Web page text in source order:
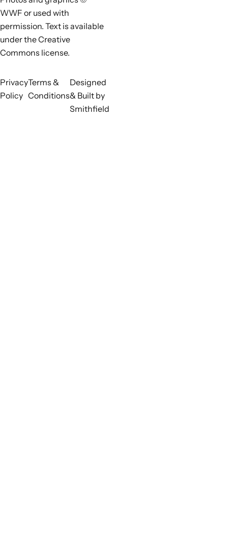
techniques agricoles de séquestration du carbone telles
que la carbonisation et l’incorporation de la balle.
ODD 15 (Vie terrestre) :Les ressources génétiques du riz
sont conservées et partagées à l’échelle mondiale grâce
à un stockage sécurisé dans des banques de gènes, à un
sur les ressources phytogénétiques pour l’alimentation
et l’agriculture, et à la promotion d’un partage juste et
équitable des avantages découlant de leur utilisation.
WWF or used with
permission. Text is available
under the Creative
Commons license.
Privacy
Policy
Terms &
Conditions
Designed
& Built by
Smithfield